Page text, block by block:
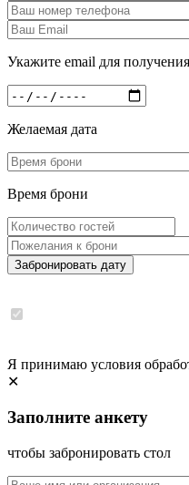
Укажите email для
Желаемая дата
Время брони
Забронировать дату
Я принимаю условия
✕
Заполните анкету
чтобы забронировать стол